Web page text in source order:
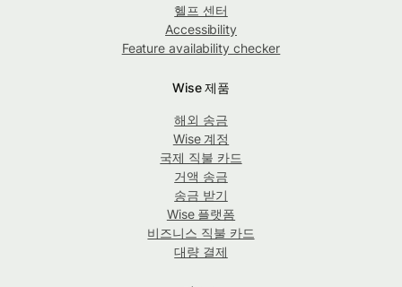
헬프 센터
Accessibility
Feature availability checker
Wise 제품
해외 송금
Wise 계정
국제 직불 카드
거액 송금
송금 받기
Wise 플랫폼
비즈니스 직불 카드
대량 결제